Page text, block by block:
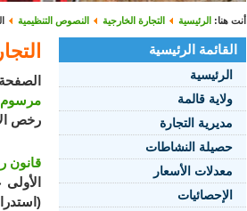
أنت هنا: الرئيسية التجارة الخارجية النصوص التنظيمية
القائمة الرئيسية
الرئيسية
ولاية قالمة
مديرية التجارة
حصيلة النشاطات
معدلات الأسعار
الإحصائيات
الصفحة 1
مرسوم تنفيذي رقم 15-306
رخص
قانون رقم 15-15 مؤرخ في 28 رمضان عام 1436